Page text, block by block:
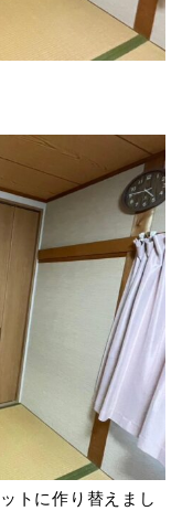
トに作り替えまし